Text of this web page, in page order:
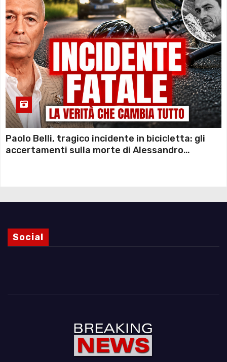
Paolo Belli, tragico incidente in bicicletta: gli
accertamenti sulla morte di Alessandro
Social